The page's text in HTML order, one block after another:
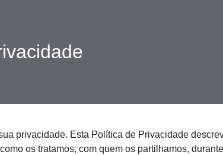
privacidade. Esta Política de Privacidade
os tratamos, com quem os partilhamos,